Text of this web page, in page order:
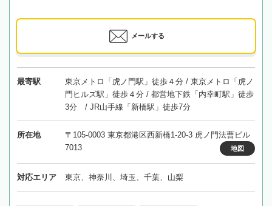
メールする
最寄駅
東京メトロ「虎ノ門駅」徒歩４分 / 東京メトロ「虎ノ
門ヒルズ駅」徒歩４分 / 都営地下鉄「内幸町駅」徒歩
3分 / JR山手線「新橋駅」徒歩7分
所在地
〒105-0003 東京都港区西新橋1-20-3 虎ノ門法曹ビル
7013
地図
対応エリア 東京、神奈川、埼玉、千葉、山梨